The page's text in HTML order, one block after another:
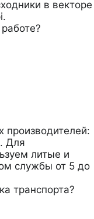
в векторе
. Для
литые и
службы от 5 до
транспорта?